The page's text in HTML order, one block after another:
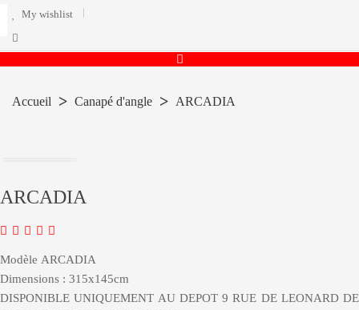
My wishlist
Accueil Canapé d'angle ARCADIA
ARCADIA
Modèle ARCADIA
Dimensions : 315x145cm
DISPONIBLE UNIQUEMENT AU DEPOT 9 RUE DE LEONARD DE